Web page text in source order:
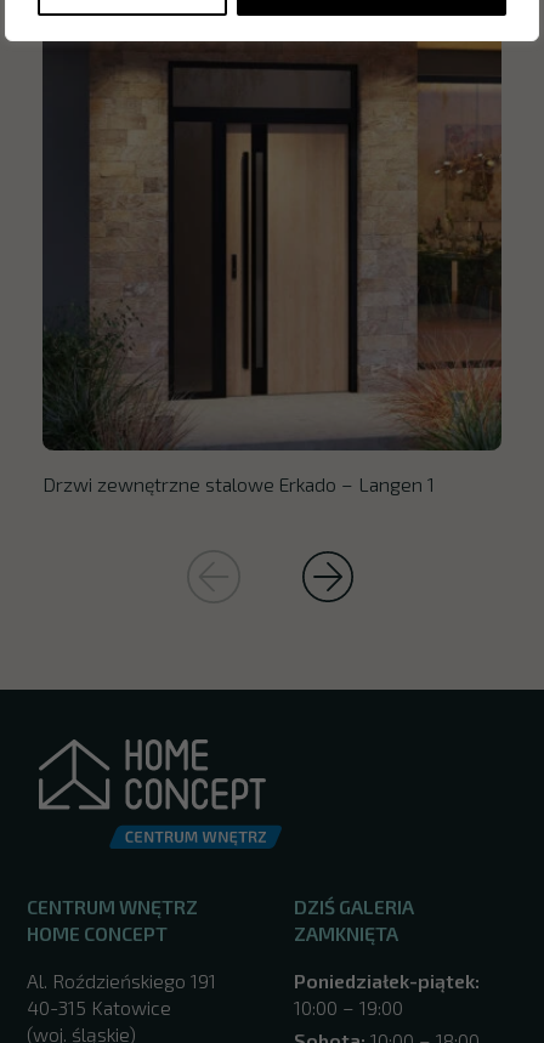
Drzwi zewnętrzne stalowe Erkado – Langen 1
CENTRUM WNĘTRZ
HOME CONCEPT
Al. Roździeńskiego 191
40-315 Katowice
(woj. śląskie)
DZIŚ GALERIA
ZAMKNIĘTA
Poniedziałek-piątek:
10:00 – 19:00